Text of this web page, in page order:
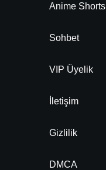
Anime Shorts
Sohbet
VIP Üyelik
İletişim
Gizlilik
DMCA